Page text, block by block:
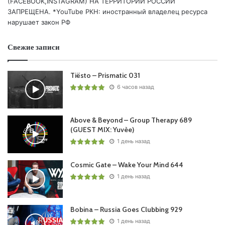
21 José González – Crosses (ID Remix) /IMPERIAL/
22 JES– Under The Midnight Sun (Maarten De Jong
23
Понравился выпуск?
Пользовательская оценка:
ЗАПРЕЩЕНА. *YouTube РКН: иностранный владелец ресурса
нарушает закон РФ
Свежие записи
Tiësto – Prismatic 031
6 часов назад
Above & Beyond – Group Therapy 689
(GUEST MIX: Yuvèe)
1 день назад
Cosmic Gate – Wake Your Mind 644
1 день назад
Bobina – Russia Goes Clubbing 929
1 день назад